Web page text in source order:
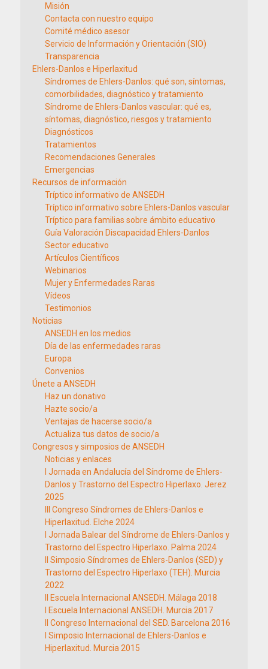
Misión
Contacta con nuestro equipo
Comité médico asesor
Servicio de Información y Orientación (SIO)
Transparencia
Ehlers-Danlos e Hiperlaxitud
Síndromes de Ehlers-Danlos: qué son, síntomas,
comorbilidades, diagnóstico y tratamiento
Síndrome de Ehlers-Danlos vascular: qué es,
síntomas, diagnóstico, riesgos y tratamiento
Diagnósticos
Tratamientos
Recomendaciones Generales
Emergencias
Recursos de información
Tríptico informativo de ANSEDH
Tríptico informativo sobre Ehlers-Danlos vascular
Tríptico para familias sobre ámbito educativo
Guía Valoración Discapacidad Ehlers-Danlos
Sector educativo
Artículos Científicos
Webinarios
Mujer y Enfermedades Raras
Vídeos
Testimonios
Noticias
ANSEDH en los medios
Día de las enfermedades raras
Europa
Convenios
Únete a ANSEDH
Haz un donativo
Hazte socio/a
Ventajas de hacerse socio/a
Actualiza tus datos de socio/a
Congresos y simposios de ANSEDH
Noticias y enlaces
I Jornada en Andalucía del Síndrome de Ehlers-
Danlos y Trastorno del Espectro Hiperlaxo. Jerez
2025
III Congreso Síndromes de Ehlers-Danlos e
Hiperlaxitud. Elche 2024
I Jornada Balear del Síndrome de Ehlers-Danlos y
Trastorno del Espectro Hiperlaxo. Palma 2024
II Simposio Síndromes de Ehlers-Danlos (SED) y
Trastorno del Espectro Hiperlaxo (TEH). Murcia
2022
II Escuela Internacional ANSEDH. Málaga 2018
I Escuela Internacional ANSEDH. Murcia 2017
II Congreso Internacional del SED. Barcelona 2016
I Simposio Internacional de Ehlers-Danlos e
Hiperlaxitud. Murcia 2015